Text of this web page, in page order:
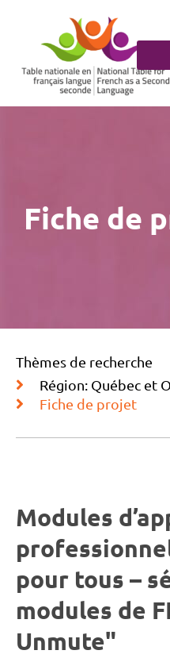
contenu
Fiche de
Thèmes de recherche
Région: Québec et
Fiche de projet
Modules
pour tous –
modules de
Unmute"